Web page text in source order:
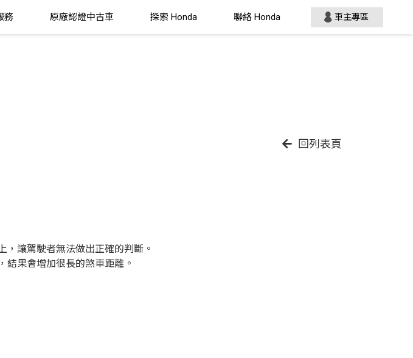
務 原廠認證中古車 探索 Honda 聯絡 Honda 車主專區
回列表頁
，讓駕駛者無法做出正確的判斷。
結果會增加很長的煞車距離。